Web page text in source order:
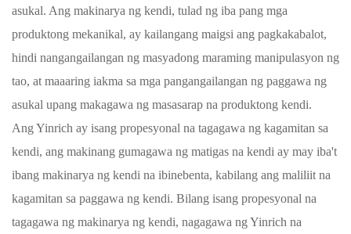
asukal. Ang makinarya ng kendi, tulad ng iba pang mga
produktong mekanikal, ay kailangang maigsi ang pagkakabalot,
hindi nangangailangan ng masyadong maraming manipulasyon ng
tao, at maaaring iakma sa mga pangangailangan ng paggawa ng
asukal upang makagawa ng masasarap na produktong kendi.
Ang Yinrich ay isang propesyonal na tagagawa ng kagamitan sa
kendi, ang makinang gumagawa ng matigas na kendi ay may iba't
ibang makinarya ng kendi na ibinebenta, kabilang ang maliliit na
kagamitan sa paggawa ng kendi. Bilang isang propesyonal na
tagagawa ng makinarya ng kendi, nagagawa ng Yinrich na